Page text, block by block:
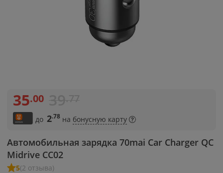
Автомобильная зарядка 70mai Car Charger QC
Midrive CC02
5(2 отзыва)
35.00
до 2.78 на бонусную карту